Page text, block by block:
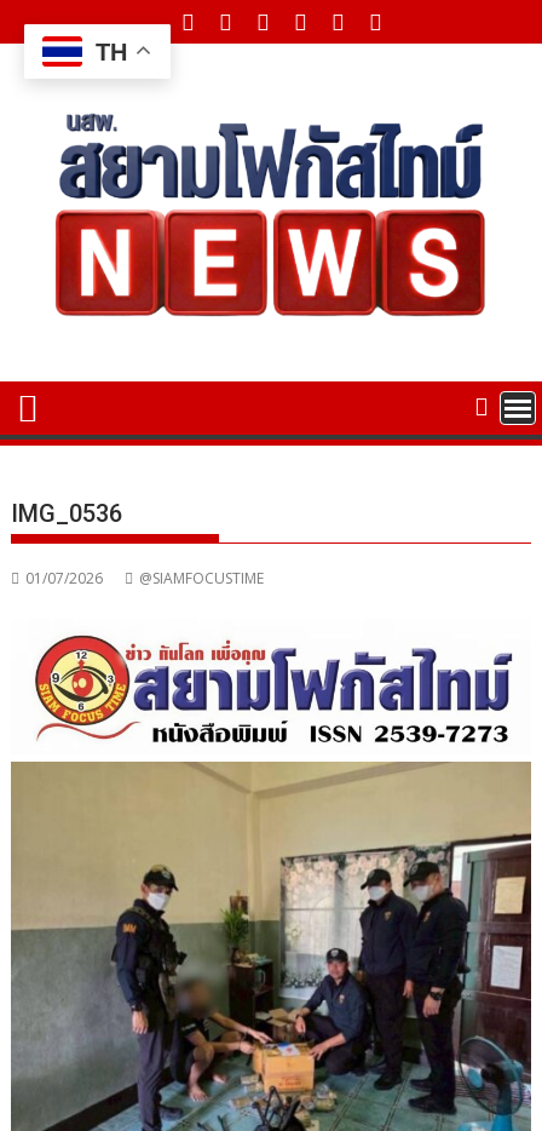
to
content
IMG_0536
01/07/2026 @SIAMFOCUSTIME
TH